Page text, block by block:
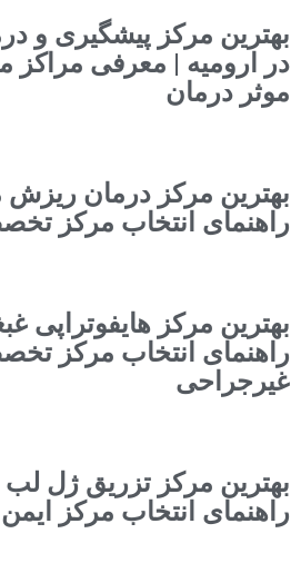
بهترین مرکز پیشگیری و
در ارومیه | معرفی مراکز
موثر درمان
بهترین مرکز درمان ریزش
راهنمای انتخاب مرکز
بهترین مرکز هایفوتراپی
راهنمای انتخاب مرکز
غیرجراحی
بهترین مرکز تزریق ژل لب
راهنمای انتخاب مرکز